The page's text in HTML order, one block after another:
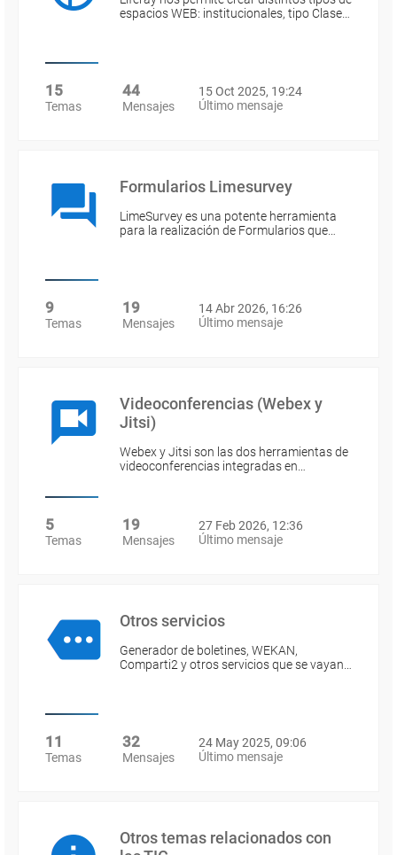
espacios WEB: institucionales, tipo Clase…
15
Temas
44
Mensajes
15 Oct 2025, 19:24
Último mensaje
Formularios Limesurvey
LimeSurvey es una potente herramienta
para la realización de Formularios que…
9
Temas
19
Mensajes
14 Abr 2026, 16:26
Último mensaje
Videoconferencias (Webex y
Jitsi)
Webex y Jitsi son las dos herramientas de
videoconferencias integradas en…
5
Temas
19
Mensajes
27 Feb 2026, 12:36
Último mensaje
Otros servicios
Generador de boletines, WEKAN,
Comparti2 y otros servicios que se vayan…
11
Temas
32
Mensajes
24 May 2025, 09:06
Último mensaje
Otros temas relacionados con